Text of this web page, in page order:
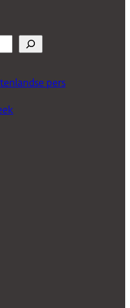
pers